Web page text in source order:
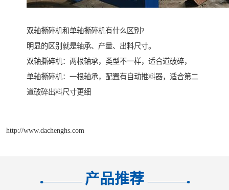
双轴撕碎机和单轴撕碎机有什么区别?
明显的区别就是轴承、产量、出料尺寸。
双轴撕碎机：两根轴承，类型不一样，适合道破碎，
单轴撕碎机：一根轴承，配置有自动推料器，适合第二
道破碎出料尺寸更细
http://www.dachenghs.com
产品推荐